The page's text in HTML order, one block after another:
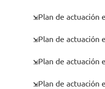
⇲Plan de actuación
⇲Plan de actuación
⇲Plan de actuación
⇲Plan de actuación